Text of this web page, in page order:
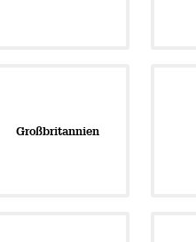
Großbritannien